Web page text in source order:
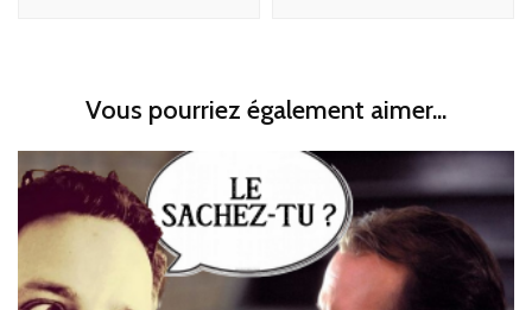
Vous pourriez également aimer...